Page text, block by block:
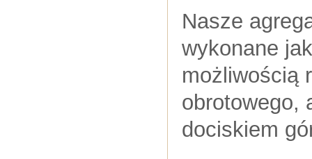
Nasze
wykonane
możliwością
obrotowego,
dociskiem